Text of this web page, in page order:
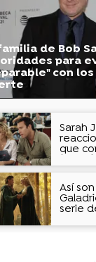
de Bob
para
con
Sarah
que
Like
Así
serie
poder'